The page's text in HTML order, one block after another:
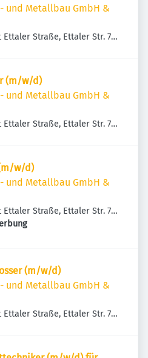
und Metallbau GmbH &
Ettaler Straße, Ettaler Str. 7,
Glasermeister (m/w/d)
und Metallbau GmbH &
Ettaler Straße, Ettaler Str. 7,
w/d)
und Metallbau GmbH &
Ettaler Straße, Ettaler Str. 7,
Deutschland
(m/w/d)
und Metallbau GmbH &
Ettaler Straße, Ettaler Str. 7,